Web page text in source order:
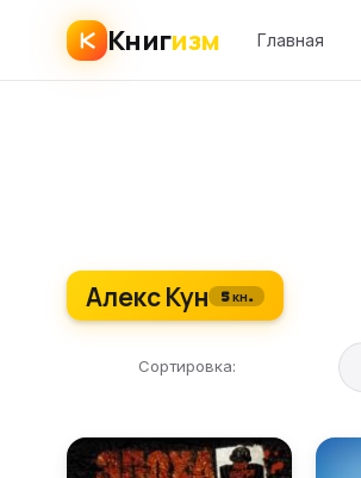
Книгизм Главная
Алекс Кун 5 кн.
Сортировка: